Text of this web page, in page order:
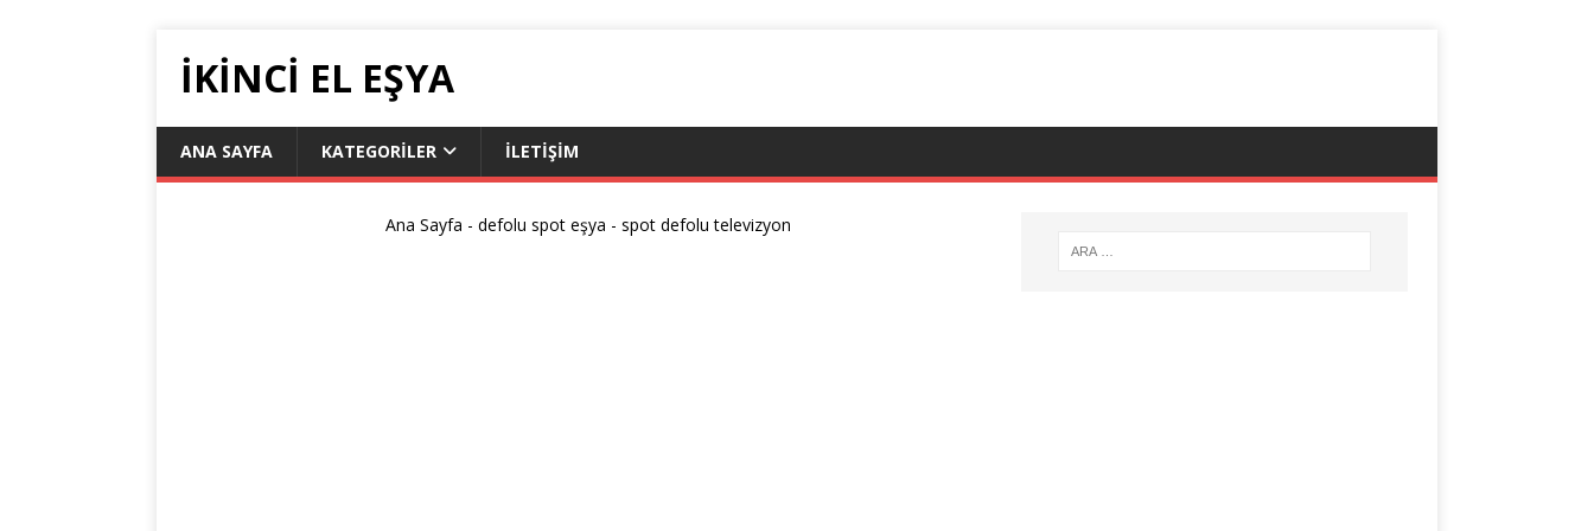
IKINCI EL EŞYA
ANA SAYFA KATEGORILER İLETIŞIM
Ana Sayfa -defolu spot eşya -spot defolu televizyon